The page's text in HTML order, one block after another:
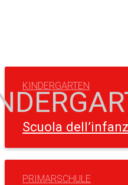
KINDERGARTEN
Scuola
PRIMARSCHULE